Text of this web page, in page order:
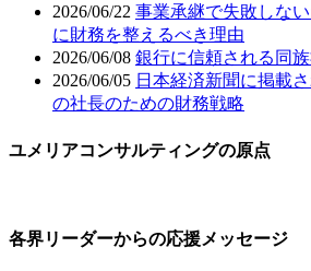
2026/06/22 事業承継で失敗しな
に財務を整えるべき理由
2026/06/08 銀行に信頼される同
2026/06/05 日本経済新聞に掲載
の社長のための財務戦略
ユメリアコンサルティングの原点
各界リーダーからの応援メッセージ